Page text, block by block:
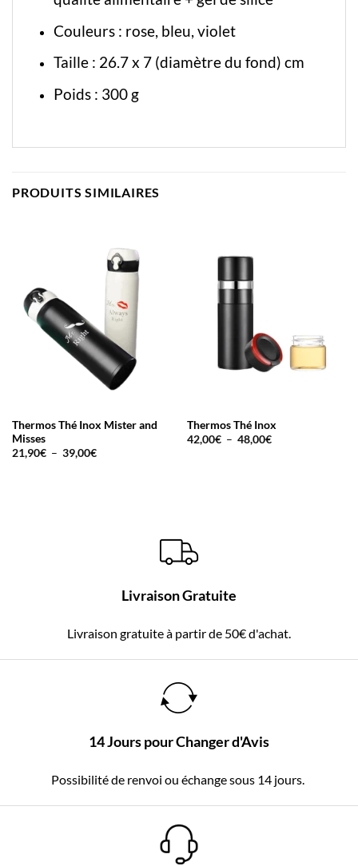
Couleurs : rose, bleu, violet
Taille : 26.7 x 7 (diamètre du fond) cm
Poids : 300 g
PRODUITS SIMILAIRES
Thermos Thé Inox Mister and
Misses
21,90€ – 39,00€Plage
Thermos Thé Inox
42,00€ – 48,00€Plage
Livraison Gratuite
Livraison gratuite à partir de 50€ d'achat.
14 Jours pour Changer d'Avis
Possibilité de renvoi ou échange sous 14 jours.